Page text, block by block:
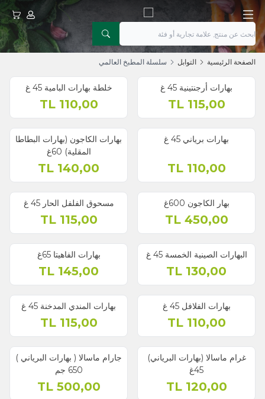
حسابيعربتي
الصفحة الرئيسية التوابل سلسلة المطبخ العالمي
بهارات أرجنتينية 45 غ
115,00
TL
خلطة بهارات البامية 45 غ
110,00
TL
بهارات برياني 45 غ
110,00
TL
بهارات الكاجون (بهارات البطاطا
المقلية) 60غ
140,00
بهار الكاجون 600غ
450,00
TL
مسحوق الفلفل الحار 45 غ
115,00
TL
البهارات الصينية الخمسة 45 غ
130,00
بهارات الفاهيتا 65غ
145,00
بهارات الفلافل 45 غ
110,00
TL
بهارات المندي المدخنة 45 غ
115,00
TL
غرام ماسالا (بهارات البرياني)
45غ
120,00
TL
جارام ماسالا ( بهارات البرياني )
650 جم
500,00
TL